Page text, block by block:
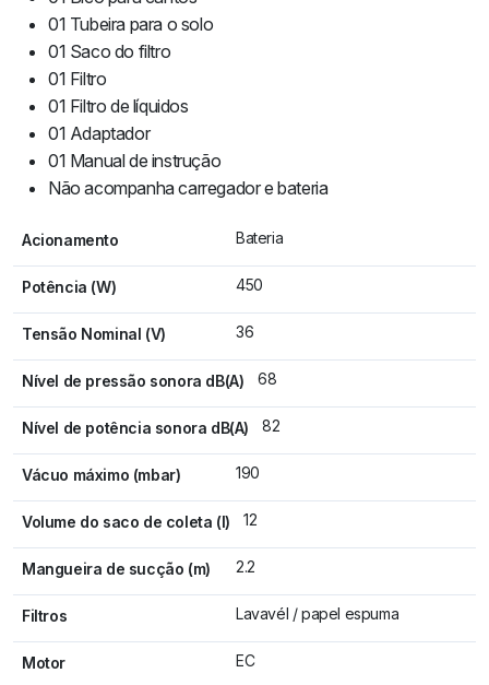
01 Tubeira para o solo
01 Saco do filtro
01 Filtro
01 Filtro de líquidos
01 Adaptador
01 Manual de instrução
Não acompanha carregador e bateria
Acionamento Bateria
Potência (W) 450
Tensão Nominal (V) 36
Nível de pressão sonora dB(A) 68
Nível de potência sonora dB(A) 82
Vácuo máximo (mbar) 190
Volume do saco de coleta (l) 12
Mangueira de sucção (m) 2.2
Filtros Lavavél / papel espuma
Motor EC